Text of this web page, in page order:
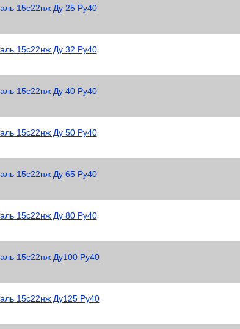
15с22нж Ду 25 Ру40
15с22нж Ду 32 Ру40
15с22нж Ду 40 Ру40
15с22нж Ду 50 Ру40
15с22нж Ду 65 Ру40
15с22нж Ду 80 Ру40
15с22нж Ду100 Ру40
15с22нж Ду125 Ру40